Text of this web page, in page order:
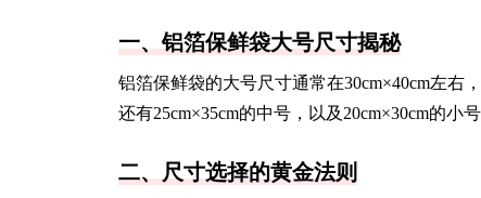
一、铝箔保鲜袋大号尺寸揭秘
铝箔保鲜袋的大号尺寸通常在30cm×40cm左右
还有25cm×35cm的中号，以及20cm×30cm的小
二、尺寸选择的黄金法则